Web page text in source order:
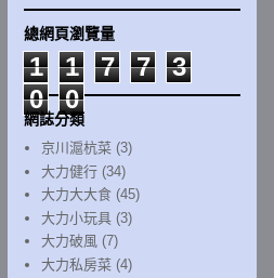
總網頁瀏覽量
1 1 7 7
3
0
0
網誌分類
京川滬杭菜 (3)
大力健行 (34)
大力大大食 (45)
大力小玩具 (3)
大力破風 (7)
大力私房菜 (4)